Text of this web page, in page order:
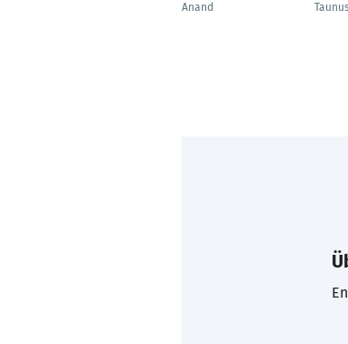
Anand